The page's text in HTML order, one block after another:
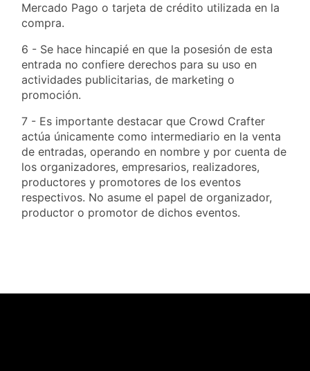
Mercado Pago o tarjeta de crédito utilizada en la
compra.
6 - Se hace hincapié en que la posesión de esta
entrada no confiere derechos para su uso en
actividades publicitarias, de marketing o
promoción.
7 - Es importante destacar que Crowd Crafter
actúa únicamente como intermediario en la venta
de entradas, operando en nombre y por cuenta de
los organizadores, empresarios, realizadores,
productores y promotores de los eventos
respectivos. No asume el papel de organizador,
productor o promotor de dichos eventos.